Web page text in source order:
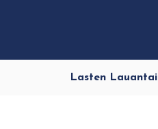
Lasten Lauantai